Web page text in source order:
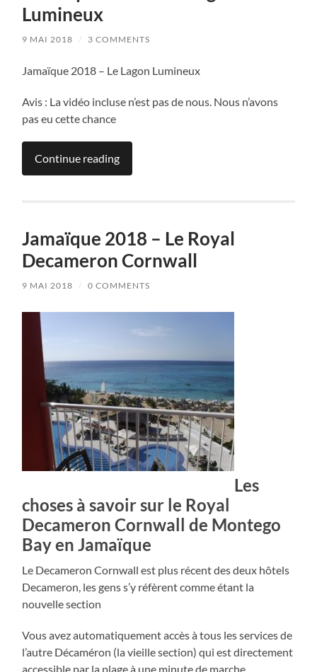
Lumineux
9 MAI 2018 / 3 COMMENTS
Jamaïque 2018 – Le Lagon Lumineux
Avis : La vidéo incluse n’est pas de nous. Nous n’avons
pas eu cette chance
Continue reading
Jamaïque 2018 – Le Royal
Decameron Cornwall
9 MAI 2018 / 0 COMMENTS
Les
choses à savoir sur le Royal
Decameron Cornwall de Montego
Bay en Jamaïque
Le Decameron Cornwall est plus récent des deux hôtels
Decameron, les gens s’y réfèrent comme étant la
nouvelle section
Vous avez automatiquement accès à tous les services de
l’autre Décaméron (la vieille section) qui est directement
accessible par la plage à une minute de marche